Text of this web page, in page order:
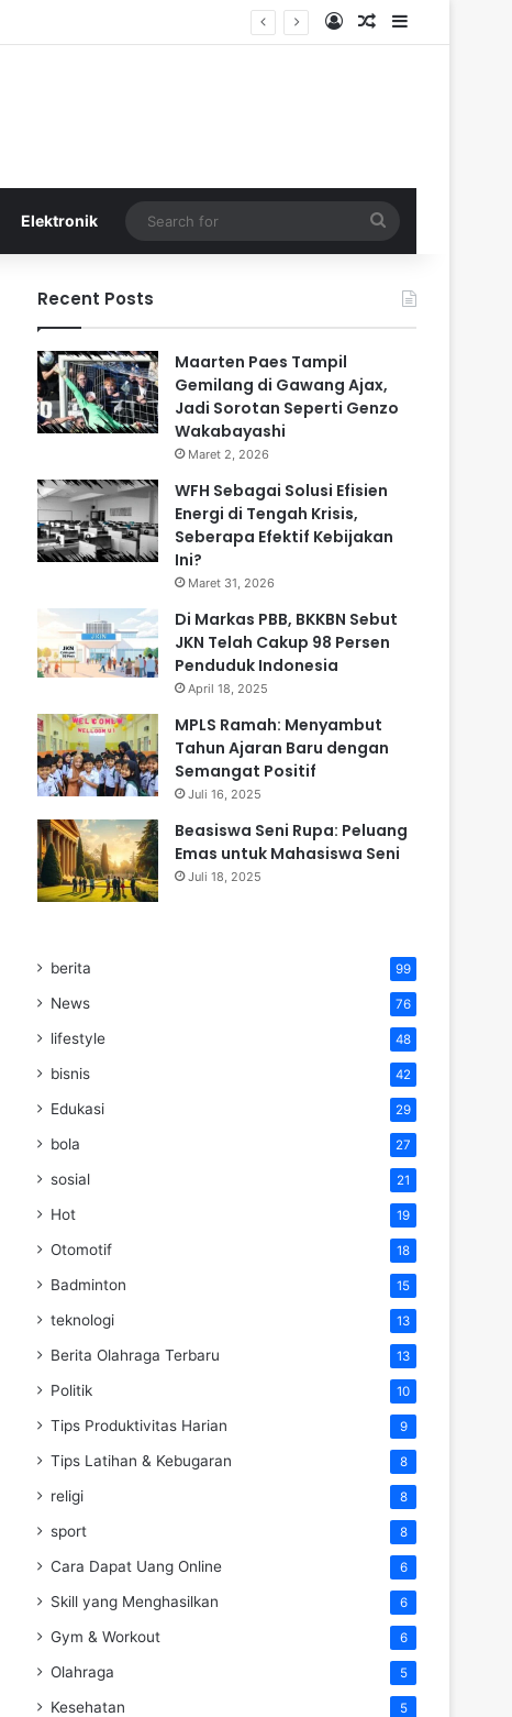
Log InRandom Article
Sidebar
Elektronik
for
Recent Posts
Maarten Paes Tampil
Gemilang di Gawang Ajax,
Jadi Sorotan Seperti Genzo
Wakabayashi
Maret 2, 2026
WFH Sebagai Solusi Efisien
Energi di Tengah Krisis,
Seberapa Efektif Kebijakan
Ini?
Maret 31, 2026
Di Markas PBB, BKKBN Sebut
JKN Telah Cakup 98 Persen
Penduduk Indonesia
April 18, 2025
MPLS Ramah: Menyambut
Tahun Ajaran Baru dengan
Semangat Positif
Juli 16, 2025
Beasiswa Seni Rupa: Peluang
Emas untuk Mahasiswa Seni
Juli 18, 2025
berita 99
News 76
lifestyle 48
bisnis 42
Edukasi 29
bola 27
sosial 21
Hot 19
Otomotif 18
Badminton 15
teknologi 13
Berita Olahraga Terbaru 13
Politik 10
Tips Produktivitas Harian 9
Tips Latihan & Kebugaran 8
religi 8
sport 8
Cara Dapat Uang Online 6
Skill yang Menghasilkan 6
Gym & Workout 6
Olahraga 5
Kesehatan 5